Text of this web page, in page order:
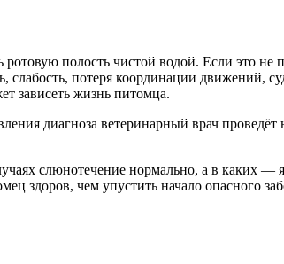
полость чистой водой. Если это не
потеря координации движений,
зависеть жизнь питомца.
диагноза ветеринарный врач
слюнотечение нормально, а в каких —
здоров, чем упустить начало опасного